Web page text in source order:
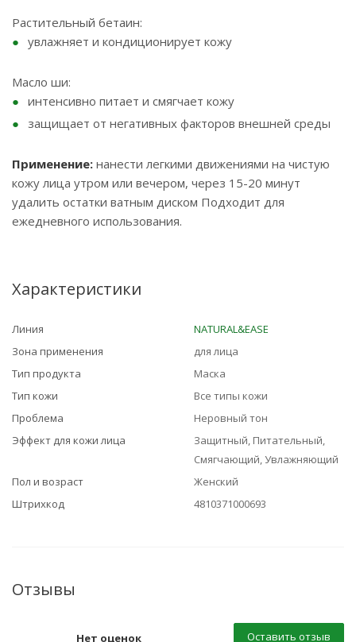
Растительный бетаин:
увлажняет и кондиционирует кожу
Масло ши:
интенсивно питает и смягчает кожу
защищает от негативных факторов внешней среды
Применение: нанести легкими движениями на чистую
кожу лица утром или вечером, через 15-20 минут
удалить остатки ватным диском Подходит для
ежедневного использования.
Характеристики
Линия
NATURAL&EASE
Зона применения
для лица
Тип продукта
Маска
Тип кожи
Все типы кожи
Проблема
Неровный тон
Эффект для кожи лица
Защитный, Питательный,
Смягчающий, Увлажняющий
Пол и возраст
Женский
Штрихкод
4810371000693
Отзывы
Нет оценок Оставить отзыв